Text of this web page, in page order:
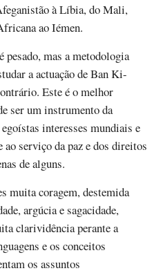
à Líbia, do Mali,
ao Iémen.
pesado, mas a metodologia
a actuação de Ban Ki-
Este é o melhor
ser um instrumento da
interesses mundiais e
serviço da paz e dos direitos
de alguns.
muita coragem, destemida
argúcia e sagacidade,
clarividência perante a
e os conceitos
os assuntos